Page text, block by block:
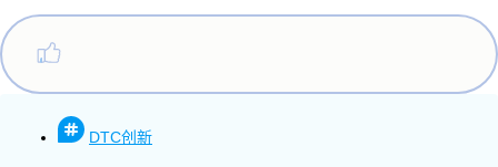
DTC创新